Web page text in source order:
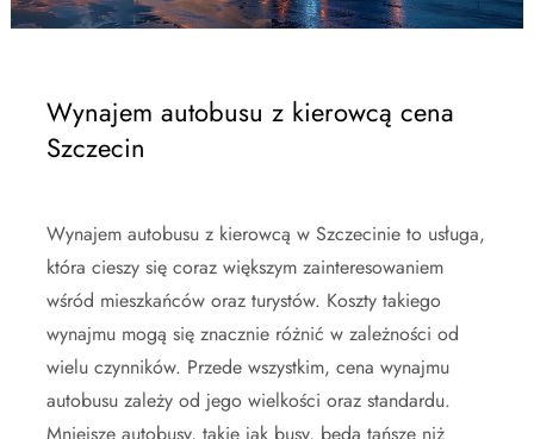
Wynajem autobusu z kierowcą cena
Szczecin
Wynajem autobusu z kierowcą w Szczecinie to usługa,
która cieszy się coraz większym zainteresowaniem
wśród mieszkańców oraz turystów. Koszty takiego
wynajmu mogą się znacznie różnić w zależności od
wielu czynników. Przede wszystkim, cena wynajmu
autobusu zależy od jego wielkości oraz standardu.